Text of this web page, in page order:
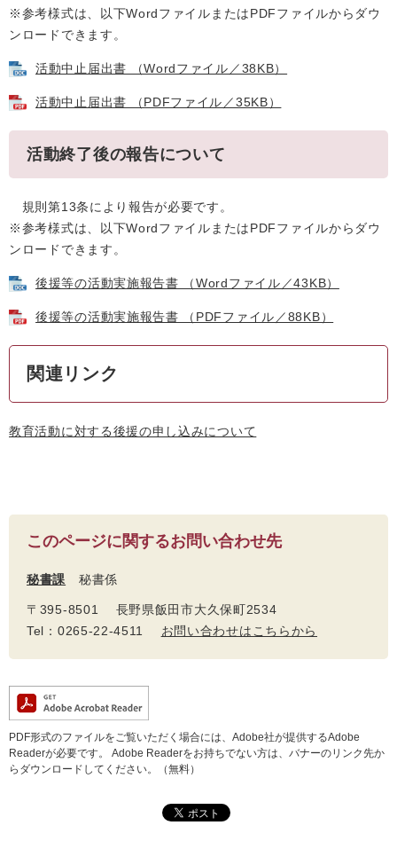
※参考様式は、以下WordファイルまたはPDFファイルからダウ
ンロードできます。
活動中止届出書 （Wordファイル／38KB）
活動中止届出書 （PDFファイル／35KB）
活動終了後の報告について
規則第13条により報告が必要です。
※参考様式は、以下WordファイルまたはPDFファイルからダウ
ンロードできます。
後援等の活動実施報告書 （Wordファイル／43KB）
後援等の活動実施報告書 （PDFファイル／88KB）
関連リンク
教育活動に対する後援の申し込みについて
このページに関するお問い合わせ先
秘書課 秘書係
〒395-8501 長野県飯田市大久保町2534
Tel：0265-22-4511 お問い合わせはこちらから
PDF形式のファイルをご覧いただく場合には、Adobe社が提供するAdobe
Readerが必要です。
Adobe Readerをお持ちでない方は、バナーのリンク先か
らダウンロードしてください。（無料）